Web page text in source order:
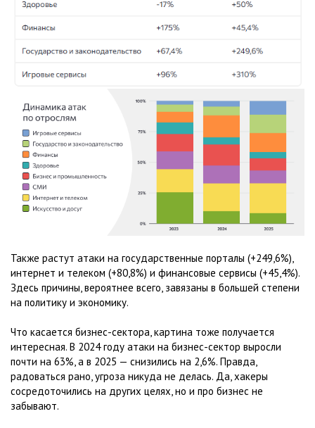
Также растут атаки на государственные порталы (+249,6%),
интернет и телеком (+80,8%) и финансовые сервисы (+45,4%).
Здесь причины, вероятнее всего, завязаны в большей степени
на политику и экономику.
Что касается бизнес-сектора, картина тоже получается
интересная. В 2024 году атаки на бизнес-сектор выросли
почти на 63%, а в 2025 — снизились на 2,6%. Правда,
радоваться рано, угроза никуда не делась. Да, хакеры
сосредоточились на других целях, но и про бизнес не
забывают.